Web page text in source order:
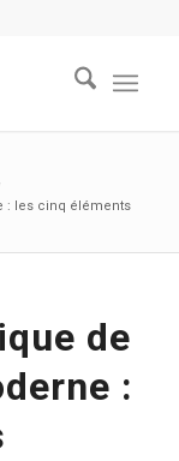
: les cinq éléments
de
: